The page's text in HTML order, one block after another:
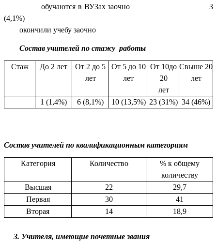
обучаются в ВУЗах заочно 3
(4,1%)
окончили учебу заочно
Состав учителей по стажу работы
Стаж До 2 лет
От 2 до 5
лет
От 5 до 10
лет
От 10до
20
лет
Свыше 20
лет
1 (1,4%) 6 (8,1%) 10 (13,5%) 23 (31%) 34 (46%)
Состав учителей по квалификационным категориям
Категория Количество
% к общему
количеству
Высшая
22
29,7
Первая
30
41
Вторая
14 18,9
3. Учителя, имеющие почетные звания